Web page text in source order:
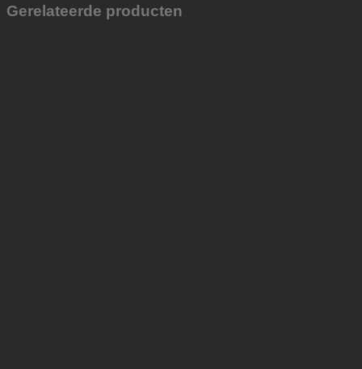
Gerelateerde producten